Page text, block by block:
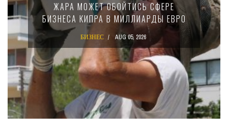
ЖАРА МОЖЕТ ОБОЙТИСЬ СФЕРЕ
БИЗНЕСА КИПРА В МИЛЛИАРДЫ ЕВРО
БИЗНЕС AUG 05, 2026